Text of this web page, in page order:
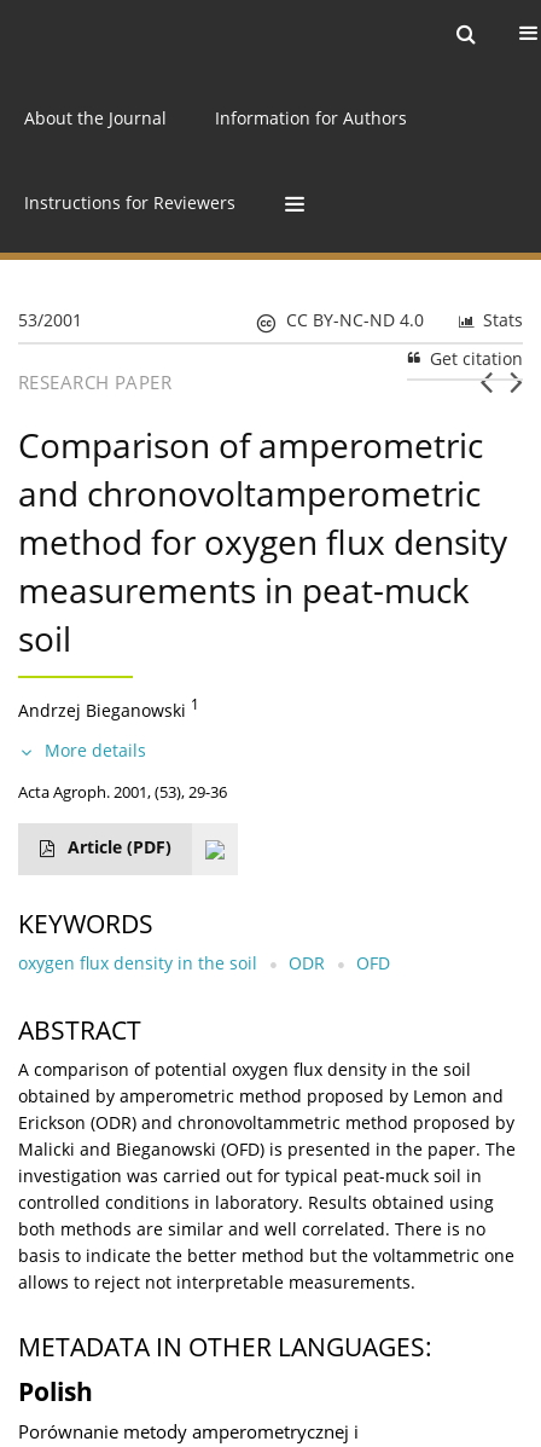
About the Journal Information for Authors
Instructions for Reviewers
53/2001 Stats
CC BY-NC-ND 4.0
Get citation
RESEARCH PAPER
Comparison of amperometric
and chronovoltamperometric
method for oxygen flux density
measurements in peat-muck
soil
Andrzej Bieganowski 1
More details
Acta Agroph. 2001, (53), 29-36
Article (PDF)
KEYWORDS
oxygen flux density in the soil ODR OFD
ABSTRACT
A comparison of potential oxygen flux density in the soil
obtained by amperometric method proposed by Lemon and
Erickson (ODR) and chronovoltammetric method proposed by
Malicki and Bieganowski (OFD) is presented in the paper. The
investigation was carried out for typical peat-muck soil in
controlled conditions in laboratory. Results obtained using
both methods are similar and well correlated. There is no
basis to indicate the better method but the voltammetric one
allows to reject not interpretable measurements.
METADATA IN OTHER LANGUAGES:
Polish
Porównanie metody amperometrycznej i